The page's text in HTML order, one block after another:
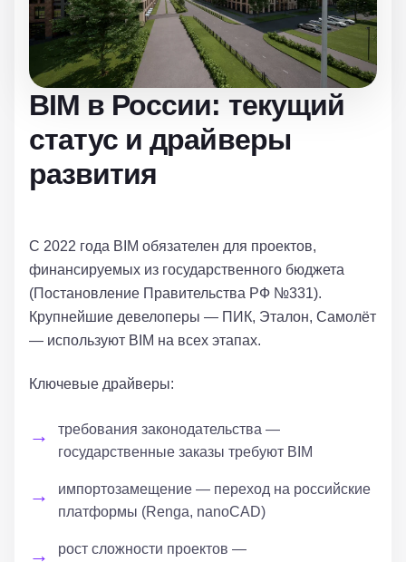
BIM в России: текущий
статус и драйверы
развития
С 2022 года BIM обязателен для проектов,
финансируемых из государственного бюджета
(Постановление Правительства РФ №331).
Крупнейшие девелоперы — ПИК, Эталон, Самолёт
— используют BIM на всех этапах.
Ключевые драйверы:
требования законодательства —
государственные заказы требуют BIM
импортозамещение — переход на российские
платформы (Renga, nanoCAD)
рост сложности проектов —